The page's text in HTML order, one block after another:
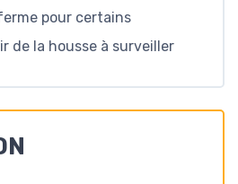
pour certains
de la housse à surveiller